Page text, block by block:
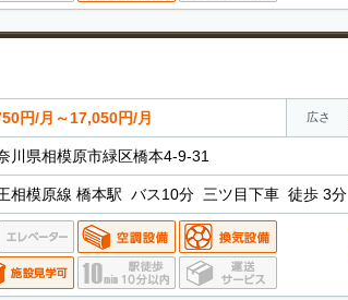
円/月～17,050円/月 広さ
川県相模原市緑区橋本4-9-31
相模原線 橋本駅 バス10分 三ツ目下車 徒歩 3分